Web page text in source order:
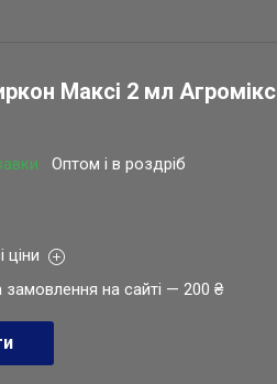
Максі 2 мл Агромікс
Оптом і в роздріб
ціни
замовлення на сайті — 200 ₴